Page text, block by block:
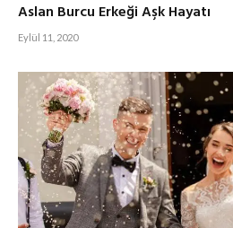
Aslan Burcu Erkeği Aşk Hayatı
Eylül 11, 2020